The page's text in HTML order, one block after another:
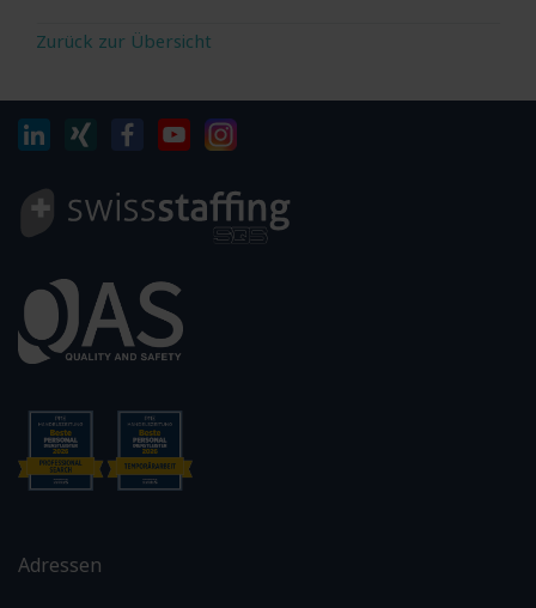
Zurück zur Übersicht
Adressen